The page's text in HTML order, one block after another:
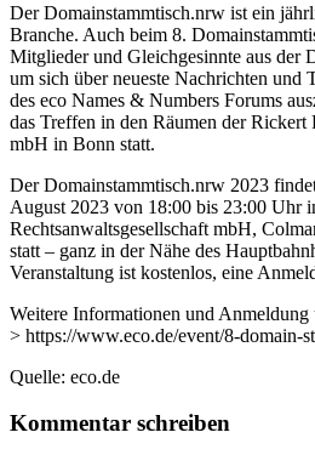
Der Domainstammtisch.nrw ist ein
Branche. Auch beim 8.
Mitglieder und Gleichgesinnte aus der
um sich über neueste Nachrichten und
des eco Names & Numbers Forums
das Treffen in den Räumen der Rickert
mbH in Bonn statt.
Der Domainstammtisch.nrw 2023
August 2023 von 18:00 bis 23:00 Uhr
Rechtsanwaltsgesellschaft mbH,
statt – ganz in der Nähe des
Veranstaltung ist kostenlos, eine
Weitere Informationen und Anmeldung
> https://www.eco.de/event/8-domain-
Quelle: eco.de
Kommentar schreiben